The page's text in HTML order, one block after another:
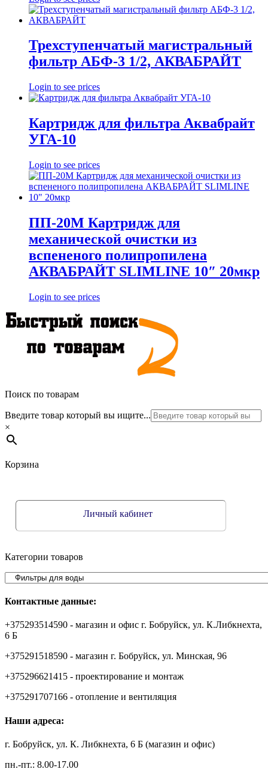
Трехступенчатый магистральный
фильтр АБФ-3 1/2, АКВАБРАЙТ
Login to see prices
Картридж для фильтра Аквабрайт
УГА-10
Login to see prices
ПП-20М Картридж для
механической очистки из
вспененого полипропилена
АКВАБРАЙТ SLIMLINE 10″ 20мкр
Login to see prices
Поиск по товарам
Введите товар который вы ищите...
×
Корзина
Личный кабинет
Категории товаров
Контактные данные:
+375293514590 - магазин и офис г. Бобруйск, ул. К.Либкнехта,
6 Б
+375291518590 - магазин г. Бобруйск, ул. Минская, 96
+375296621415 - проектирование и монтаж
+375291707166 - отопление и вентиляция
Наши адреса:
г. Бобруйск, ул. К. Либкнехта, 6 Б (магазин и офис)
пн.-пт.: 8.00-17.00